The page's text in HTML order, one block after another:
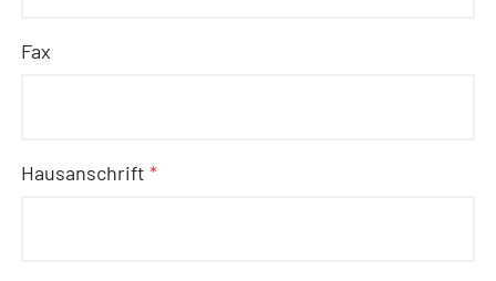
Fax
Hausanschrift*